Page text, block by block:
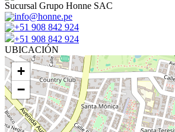
Sucursal Grupo Honne SAC
info@honne.pe
+51 908 842 924
+51 908 842 924
UBICACIÓN
+
−